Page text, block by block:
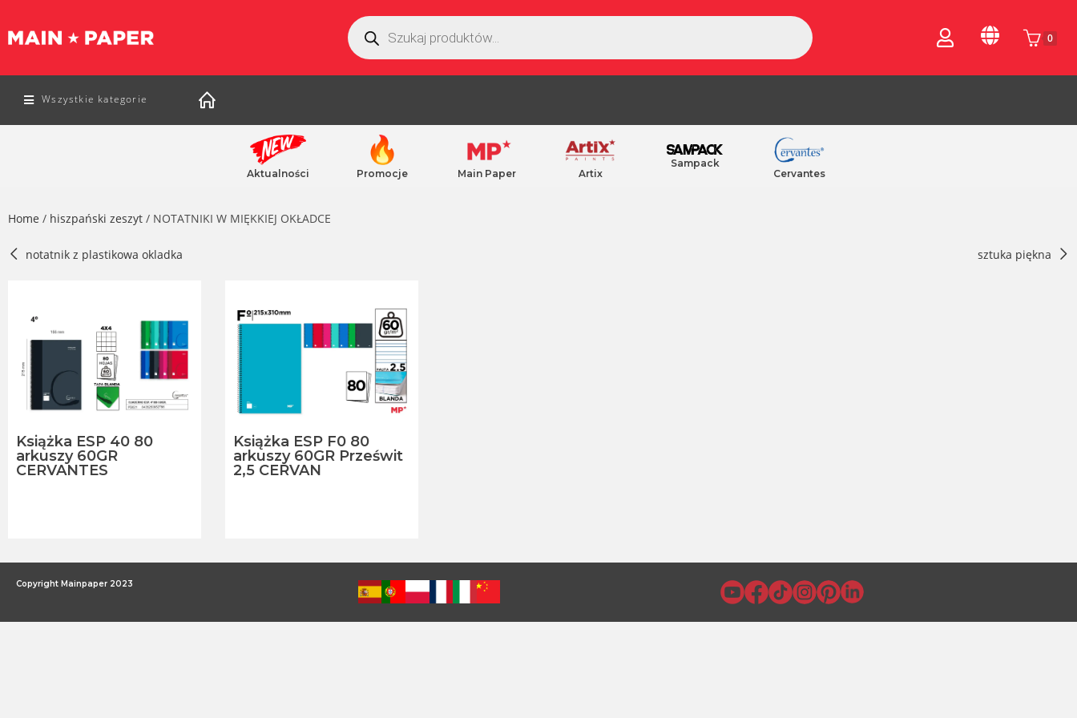
0
Wszystkie kategorie
Aktualności Promocje Main Paper Artix
Sampack
Cervantes
Home / hiszpański zeszyt / NOTATNIKI W MIĘKKIEJ OKŁADCE
notatnik z plastikowa okladka sztuka piękna
Książka ESP 40 80
arkuszy 60GR
CERVANTES
Książka ESP F0 80
arkuszy 60GR Prześwit
2,5 CERVAN
Copyright Mainpaper 2023